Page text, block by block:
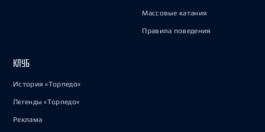
Массовые катания
Правила поведения
КЛУБ
История «Торпедо»
Легенды «Торпедо»
Реклама